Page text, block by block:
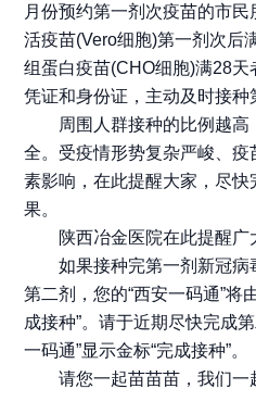
月份预约第一剂次疫苗的市民
活疫苗(Vero细胞)第一剂次后
组蛋白疫苗(CHO细胞)满28
凭证和身份证，主动及时接种
周围人群接种的比例越高
全。受疫情形势复杂严峻、疫
素影响，在此提醒大家，尽
果。
陕西冶金医院在此提醒广
如果接种完第一剂新冠病
第二剂，您的“西安一码通”将
成接种”。请于近期尽快完成
一码通”显示金标“完成接种”。
请您一起苗苗苗，我们一